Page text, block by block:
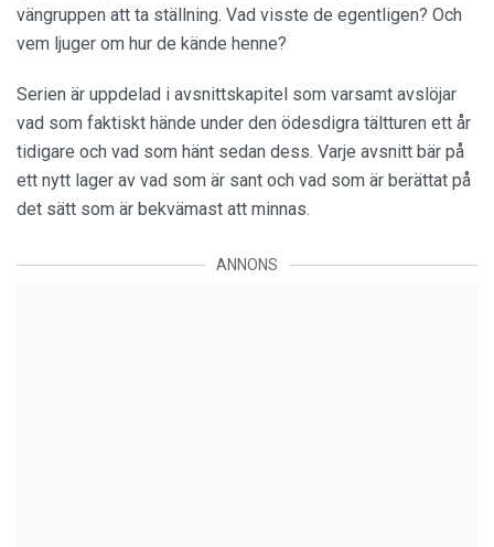
vängruppen att ta ställning. Vad visste de egentligen? Och
vem ljuger om hur de kände henne?
Serien är uppdelad i avsnittskapitel som varsamt avslöjar
vad som faktiskt hände under den ödesdigra tältturen ett år
tidigare och vad som hänt sedan dess. Varje avsnitt bär på
ett nytt lager av vad som är sant och vad som är berättat på
det sätt som är bekvämast att minnas.
ANNONS